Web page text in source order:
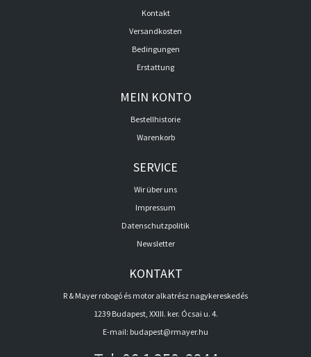
Kontakt
Versandkosten
Bedingungen
Erstattung
MEIN KONTO
Bestellhistorie
Warenkorb
SERVICE
Wir über uns
Impressum
Datenschutzpolitik
Newsletter
KONTAKT
R & Mayer robogó és motor alkatrész nagykereskedés
1239 Budapest, XXIII. ker. Ócsai u. 4.
E-mail: budapest@rmayer.hu